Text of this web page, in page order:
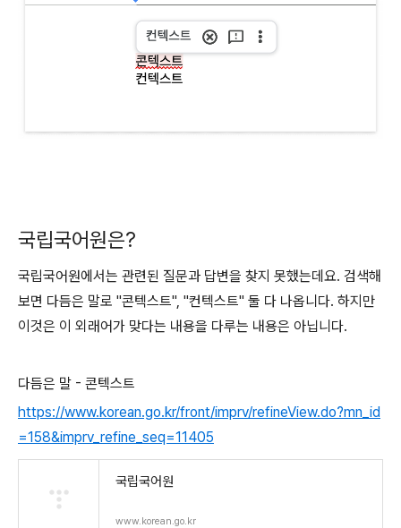
국립국어원은?
국립국어원에서는 관련된 질문과 답변을 찾지 못했는데요. 검색해
보면 다듬은 말로 "콘텍스트", "컨텍스트" 둘 다 나옵니다. 하지만
이것은 이 외래어가 맞다는 내용을 다루는 내용은 아닙니다.
다듬은 말 - 콘텍스트
https://www.korean.go.kr/front/imprv/refineView.do?mn_id
=158&imprv_refine_seq=11405
국립국어원
www.korean.go.kr